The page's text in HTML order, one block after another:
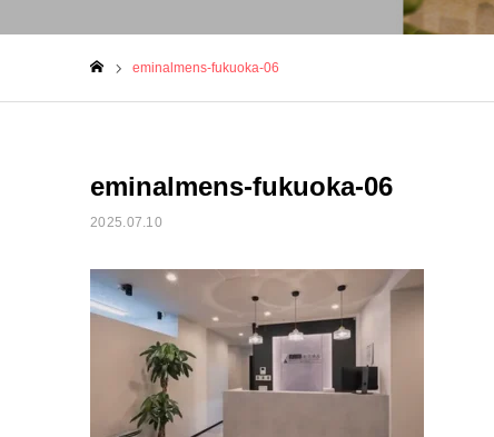
eminalmens-fukuoka-06
eminalmens-fukuoka-06
2025.07.10